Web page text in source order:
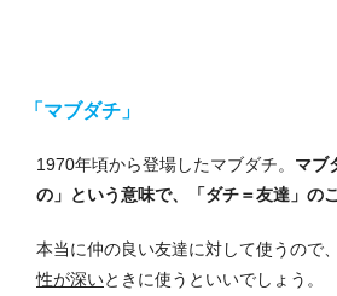
「マブダチ」
1970年頃から登場したマブダチ。 マブ
の」という意味で、「ダチ＝友達」の
本当に仲の良い友達に対して使うので、
性が深いときに使うといいでしょう。